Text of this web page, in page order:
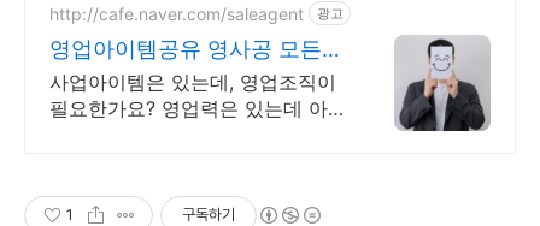
http://cafe.naver.com/saleagent 광고
영업아이템공유 영사공 모든
회원은 성공해야한다!
사업아이템은 있는데, 영업조직이
필요한가요? 영업력은 있는데 아
1 구독하기